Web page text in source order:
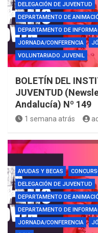
DELEGACIÓN DE JUVENTUD
DEPARTAMENTO DE
DEPARTAMENTO DE
JORNADA/CONFERENCIA
VOLUNTARIADO JUVENIL
BOLETÍN DEL
JUVENTUD
Andalucía) Nº 149
1 semana atrás
AYUDAS Y BECAS
DELEGACIÓN DE JUVENTUD
DEPARTAMENTO DE
DEPARTAMENTO DE
JORNADA/CONFERENCIA